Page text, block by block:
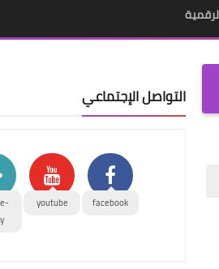
التواصل الإجتماعي
facebook
youtube